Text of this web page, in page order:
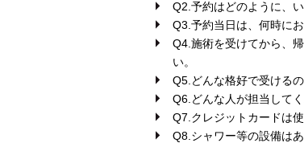
Q2.予約はどのように、
Q3.予約当日は、何時に
Q4.施術を受けてから、
い。
Q5.どんな格好で受ける
Q6.どんな人が担当して
Q7.クレジットカードは
Q8.シャワー等の設備は